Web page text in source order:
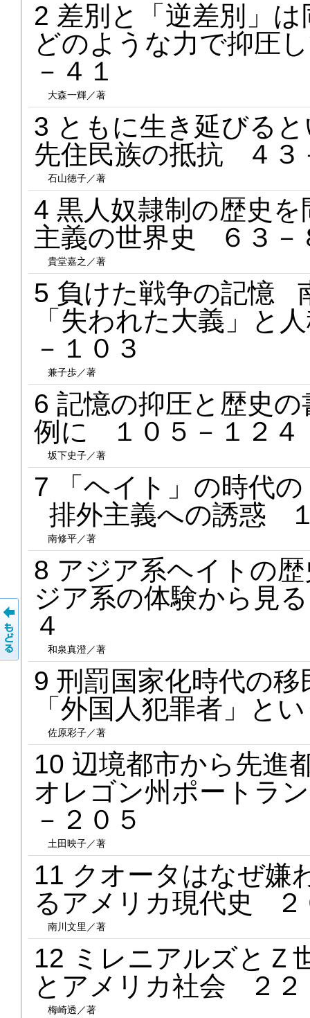
2 差別と「逆差別」
どのような力で抑圧
－４１
大森一輝／著
3 ともに生き延びる
先住民族の抵抗 ４３
石山徳子／著
4 黒人奴隷制の歴史
主義の世界史 ６３－
貴堂嘉之／著
5 負けた戦争の記憶
「失われた大義」と
－１０３
兼子歩／著
6 記憶の抑圧と歴史
例に １０５－１２４
坂下史子／著
7 「ヘイト」の時代
排外主義への誘惑
南修平／著
8 アジア系ヘイトの
ジア系の体験から見
４
和泉真澄／著
9 刑罰国家化時代の
「外国人犯罪者」と
佐原彩子／著
10 辺境都市から先進
オレゴン州ポートラ
－２０５
土田映子／著
11 クオータはなぜ
るアメリカ現代史 ２
南川文里／著
12 ミレニアルズと
とアメリカ社会 ２２
梅崎透／著